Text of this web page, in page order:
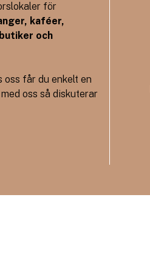
för
kaféer,
och
oss får du enkelt en
oss så diskuterar